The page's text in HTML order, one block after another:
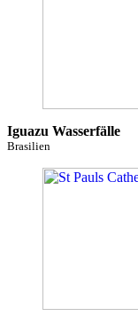
Iguazu Wasserfälle
Brasilien